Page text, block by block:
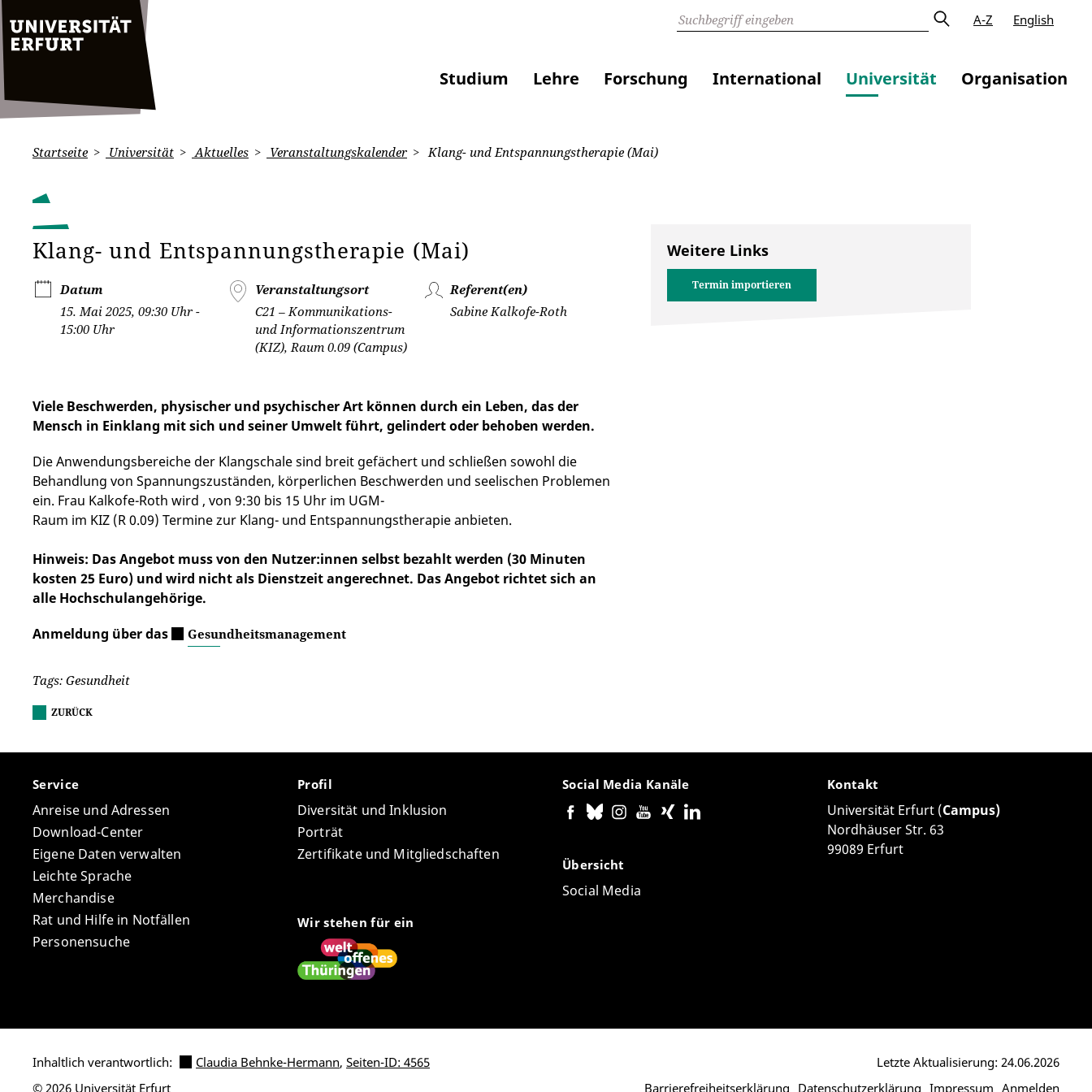
A-Z English
Studium Lehre Forschung International Universität Organisation
Startseite Universität Aktuelles Veranstaltungskalender Klang- und Entspannungstherapie (Mai)
Klang- und Entspannungstherapie (Mai)
Datum
15. Mai 2025, 09:30 Uhr -
15:00 Uhr
Veranstaltungsort
C21 – Kommunikations-
und Informationszentrum
(KIZ), Raum 0.09 (Campus)
Referent(en)
Sabine Kalkofe-Roth
Viele Beschwerden, physischer und psychischer Art können durch ein Leben, das der
Mensch in Einklang mit sich und seiner Umwelt führt, gelindert oder behoben werden.
Die Anwendungsbereiche der Klangschale sind breit gefächert und schließen sowohl die
Behandlung von Spannungszuständen, körperlichen Beschwerden und seelischen Problemen
ein. Frau Kalkofe-Roth wird , von 9:30 bis 15 Uhr im UGM-
Raum im KIZ (R 0.09) Termine zur Klang- und Entspannungstherapie anbieten.
Hinweis: Das Angebot muss von den Nutzer:innen selbst bezahlt werden (30 Minuten
kosten 25 Euro) und wird nicht als Dienstzeit angerechnet. Das Angebot richtet sich an
alle Hochschulangehörige.
Anmeldung über das
Gesundheitsmanagement
Tags: Gesundheit
Weitere Links
Termin importieren
ZURÜCK
Service
Anreise und Adressen
Download-Center
Eigene Daten verwalten
Leichte Sprache
Merchandise
Rat und Hilfe in Notfällen
Personensuche
Profil
Diversität und Inklusion
Porträt
Zertifikate und Mitgliedschaften
Wir stehen für ein
Social Media Kanäle
Übersicht
Social Media
Kontakt
Universität Erfurt (Campus)
Nordhäuser Str. 63
99089 Erfurt
Inhaltlich verantwortlich: Claudia Behnke-Hermann, Seiten-ID: 4565
Barrierefreiheitserklärung Datenschutzerklärung Impressum Anmelden
Letzte Aktualisierung: 24.06.2026
© 2026 Universität Erfurt